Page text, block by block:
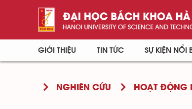
GIỚI THIỆU TIN TỨC SỰ KIỆN NỔI
NGHIÊN CỨU HOẠT ĐỘNG